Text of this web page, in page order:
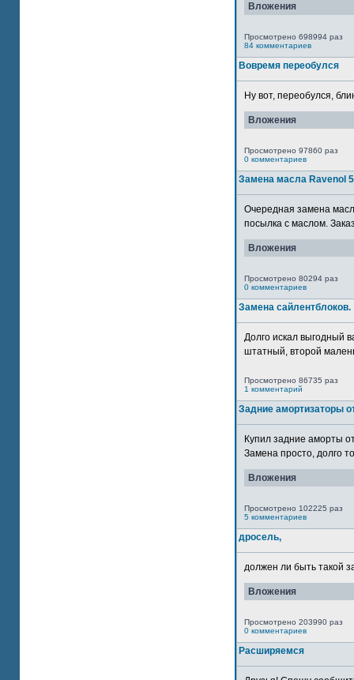
Вложения
Просмотрено 698994 раз
84 комментариев
Вовремя переобулся
Ну вот, переобулся,
Вложения
Просмотрено 97860 раз
0 комментариев
Замена масла Ravenol
Очередная замена
посылка с маслом.
Вложения
Просмотрено 80294 раз
0 комментариев
Замена сайлентблоков.
Долго искал выгодный
штатный, второй
Просмотрено 86735 раз
1 комментарий
Задние амортизаторы
Купил задние аморты
Замена просто, долго
Вложения
Просмотрено 102225 раз
5 комментариев
дросель,
должен ли быть такой
Вложения
Просмотрено 203990 раз
0 комментариев
Расширяемся